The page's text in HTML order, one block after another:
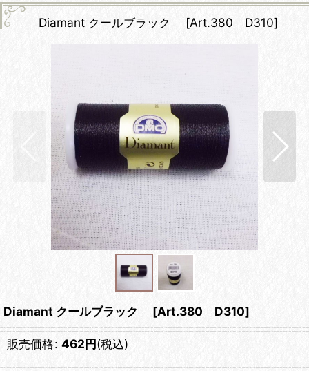
Diamant クールブラック [Art.380 D310]
Diamant クールブラック [Art.380 D310]
販売価格: 462円(税込)